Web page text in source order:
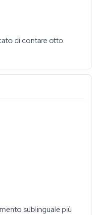
di contare otto
sublinguale più